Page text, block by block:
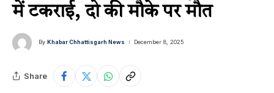
में टकराई, दो की मौके पर मौत
By Khabar Chhattisgarh News December 8, 2025
Share